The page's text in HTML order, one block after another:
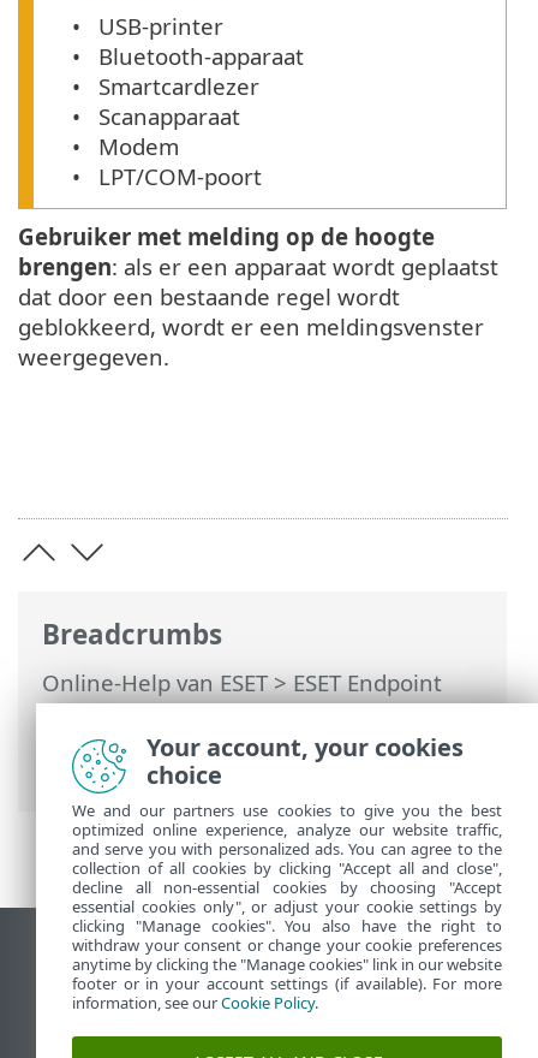
Breadcrumbs
Online-Help van ESET>ESET Endpoint
Antivirus>Geavanceerde instellingen>
Beveiliging>Apparaatbeheer> Regels
voor Apparaatbeheer toevoegen
USB-printer
Bluetooth-apparaat
Smartcardlezer
Scanapparaat
Modem
LPT/COM-poort
Gebruiker met melding op de hoogte
brengen: als er een apparaat wordt geplaatst
dat door een bestaande regel wordt
geblokkeerd, wordt er een meldingsvenster
weergegeven.
Bureaubladwebsite weergeven
End of Life
ESET Kennisbank
Your account, your cookies
choice
We and our partners use cookies to give you the best
optimized online experience, analyze our website traffic,
and serve you with personalized ads. You can agree to the
collection of all cookies by clicking "Accept all and close",
decline all non-essential cookies by choosing "Accept
essential cookies only", or adjust your cookie settings by
clicking "Manage cookies". You also have the right to
withdraw your consent or change your cookie preferences
anytime by clicking the "Manage cookies" link in our website
footer or in your account settings (if available). For more
information, see ourCookie Policy.